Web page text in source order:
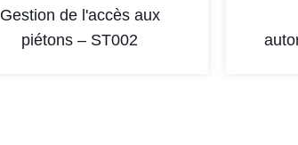
Gestion de l'accès aux
piétons – ST002